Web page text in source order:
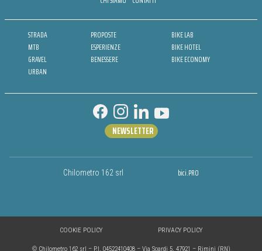
STRADA
MTB
GRAVEL
URBAN
PROPOSTE
ESPERIENZE
BENESSERE
BIKE LAB
BIKE HOTEL
BIKE ECONOMY
Chilometro 162 srl bici.PRO
NEWSLETTER
© Chilometro 162 srl – P.I. 04522410408 – Via Soardi 5, 47921 – Rimini (RN)
COOKIE POLICY PRIVACY POLICY